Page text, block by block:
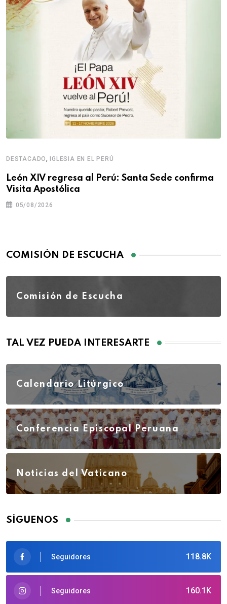
DESTACADO,IGLESIA EN EL PERÚ
León XIV regresa al Perú: Santa Sede confirma
Visita Apostólica
05/08/2026
COMISIÓN DE ESCUCHA
Comisión de Escucha
TAL VEZ PUEDA INTERESARTE
Calendario Litúrgico
Conferencia Episcopal Peruana
Noticias del Vaticano
SÍGUENOS
118.8K
Seguidores
160.1K
Seguidores